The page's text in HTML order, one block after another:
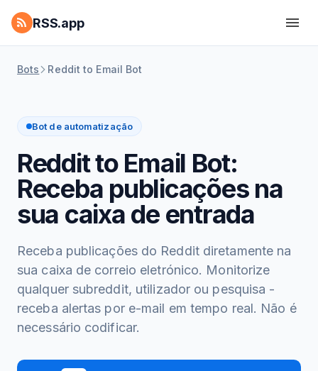
RSS.app
Bots Reddit to Email Bot
Bot de automatização
Reddit to Email Bot:
Receba publicações na
sua caixa de entrada
Receba publicações do Reddit diretamente na
sua caixa de correio eletrónico. Monitorize
qualquer subreddit, utilizador ou pesquisa -
receba alertas por e-mail em tempo real. Não é
necessário codificar.